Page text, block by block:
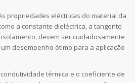
propriedades eléctricas do material da
a constante dieléctrica, a tangente
devem ser cuidadosamente
desempenho ótimo para a aplicação
térmica e o coeficiente de